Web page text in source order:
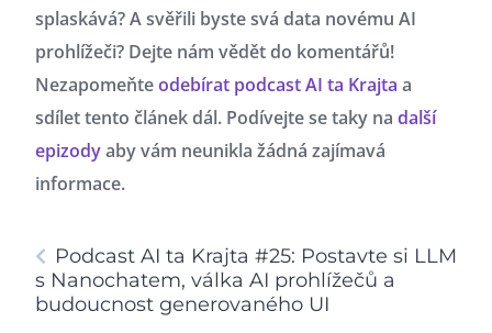
splaskává? A svěřili byste svá data novému AI
prohlížeči? Dejte nám vědět do komentářů!
Nezapomeňteodebírat podcast AI ta Krajta a
sdílet tento článek dál. Podívejte se taky na další
epizodyaby vám neunikla žádná zajímavá
informace.
Podcast AI ta Krajta #25: Postavte si LLM
s Nanochatem, válka AI prohlížečů a
budoucnost generovaného UI